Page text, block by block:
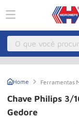
O que você procura
Ferramentas
Chave Philips 3/
Gedore
º Macaco